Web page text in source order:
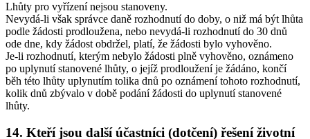
Lhůty pro vyřízení nejsou stanoveny.
Nevydá-li však správce daně rozhodnutí do doby, o niž má být lhůta
podle žádosti prodloužena, nebo nevydá-li rozhodnutí do 30 dnů
ode dne, kdy žádost obdržel, platí, že žádosti bylo vyhověno.
Je-li rozhodnutí, kterým nebylo žádosti plně vyhověno, oznámeno
po uplynutí stanovené lhůty, o jejíž prodloužení je žádáno, končí
běh této lhůty uplynutím tolika dnů po oznámení tohoto rozhodnutí,
kolik dnů zbývalo v době podání žádosti do uplynutí stanovené
lhůty.
14. Kteří jsou další účastníci (dotčení) řešení životní